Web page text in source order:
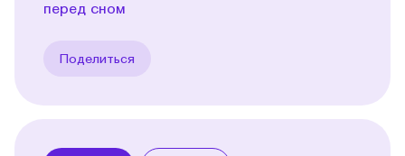
перед сном
Поделиться